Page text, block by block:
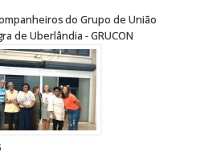
do Grupo de União
de Uberlândia - GRUCON